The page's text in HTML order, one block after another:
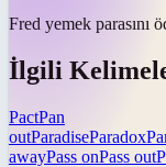
Fred yemek parasını
İlgili
PactPan
outParadiseParadox
awayPass onPass out